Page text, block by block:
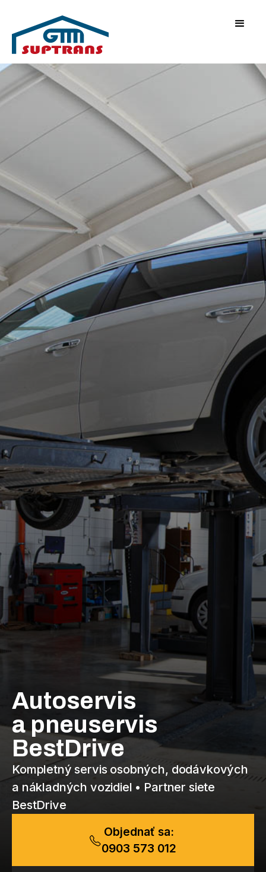
Autoservis
a pneuservis
BestDrive
Kompletný servis osobných, dodávkových
a nákladných vozidiel • Partner siete
BestDrive
Objednať sa:
0903 573 012